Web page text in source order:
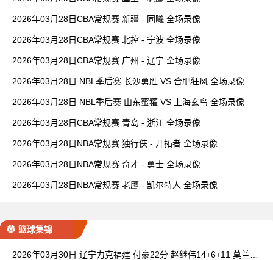
2026年03月28日CBA常规赛 新疆 - 同曦 全场录像
2026年03月28日CBA常规赛 北控 - 宁波 全场录像
2026年03月28日CBA常规赛 广州 - 辽宁 全场录像
2026年03月28日 NBL季后赛 长沙勇胜 VS 合肥狂风 全场录像
2026年03月28日 NBL季后赛 山东蜜獾 VS 上海玄鸟 全场录像
2026年03月28日CBA常规赛 青岛 - 浙江 全场录像
2026年03月28日NBA常规赛 独行侠 - 开拓者 全场录像
2026年03月28日NBA常规赛 奇才 - 勇士 全场录像
2026年03月28日NBA常规赛 老鹰 - 凯尔特人 全场录像
篮球集锦
2026年03月30日 辽宁力克福建 付豪22分 赵继伟14+6+11 莫兰德